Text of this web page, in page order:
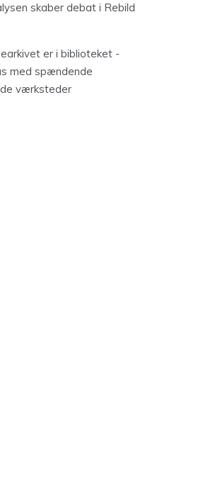
skaber debat i Rebild
er i biblioteket -
med spændende
værksteder